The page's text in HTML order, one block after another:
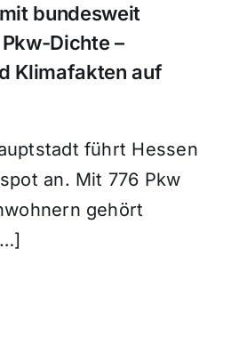
bundesweit
Dichte –
Klimafakten auf
führt Hessen
an. Mit 776 Pkw
gehört